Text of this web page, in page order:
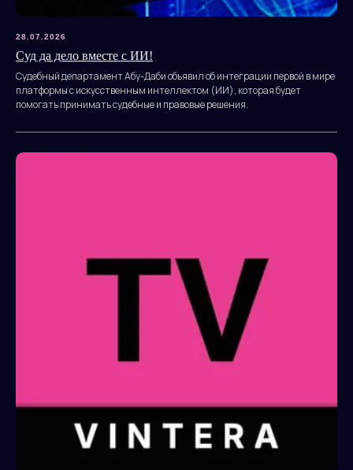
28.07.2026
Суд да дело вместе с ИИ!
Судебный департамент Абу-Даби объявил об интеграции первой в мире
платформы с искусственным интеллектом (ИИ), которая будет
помогать принимать судебные и правовые решения.